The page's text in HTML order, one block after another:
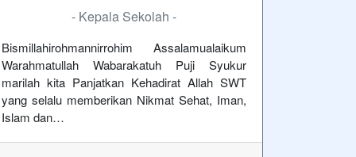
- Kepala Sekolah -
Bismillahirohmannirrohim Assalamualaikum
Warahmatullah Wabarakatuh Puji Syukur
marilah kita Panjatkan Kehadirat Allah SWT
yang selalu memberikan Nikmat Sehat, Iman,
Islam dan…